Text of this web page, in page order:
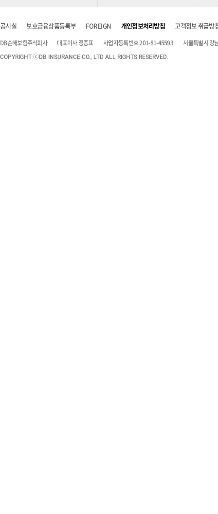
공시실 보호금융상품등록부 FOREIGN 개인정보처리방침 고객정보 취급방
DB손해보험주식회사 대표이사 정종표 사업자등록번호 201-81-45593 서울특별시 강
COPYRIGHT ⓒDB INSURANCE CO., LTD ALL RIGHTS RESERVED.